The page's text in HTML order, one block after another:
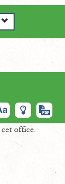
office.